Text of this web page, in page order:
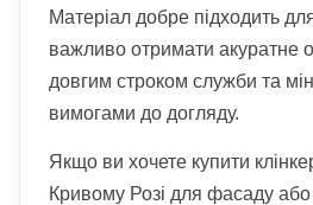
Матеріал добре підходить
важливо отримати акуратне
довгим строком служби та
вимогами до догляду.
Якщо ви хочете купити
Кривому Розі для фасаду або